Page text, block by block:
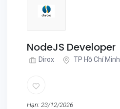
NodeJS Developer
Dirox TP Hồ Chí Minh
Hạn: 23/12/2026